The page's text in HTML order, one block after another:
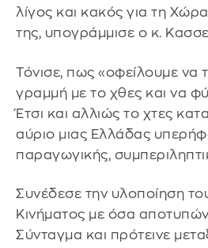
λίγος και κακός για τη
της, υπογράμμισε ο κ.
Τόνισε, πως «οφείλουμε να
γραμμή με το χθες και να
Έτσι και αλλιώς το χτες
αύριο μιας Ελλάδας
παραγωγικής,
Συνέδεσε την υλοποίηση
Κινήματος με όσα
Σύνταγμα και πρότεινε